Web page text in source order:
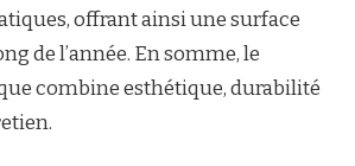
offrant ainsi une surface
de l’année. En somme, le
combine esthétique, durabilité